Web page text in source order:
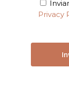
Privacy